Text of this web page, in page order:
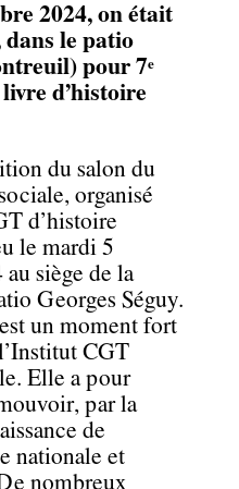
2024, on était
dans le patio
pour 7e
d’histoire
du salon du
organisé
d’histoire
le mardi 5
siège de la
Georges Séguy.
un moment fort
CGT
Elle a pour
par la
de
nationale et
nombreux